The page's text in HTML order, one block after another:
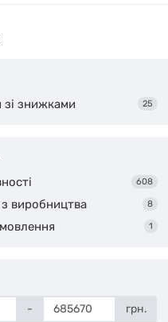
зі знижками 25
608
виробництва 8
1
- грн.